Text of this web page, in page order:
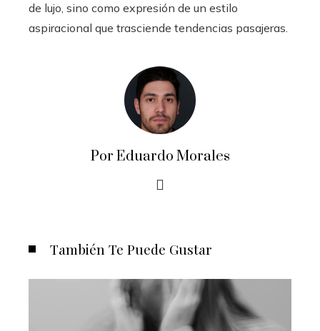
de lujo, sino como expresión de un estilo
aspiracional que trasciende tendencias pasajeras.
Por Eduardo Morales
También Te Puede Gustar